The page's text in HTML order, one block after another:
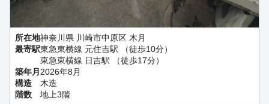
所在地神奈川県 川崎市中原区 木月
最寄駅東急東横線 元住吉駅 （徒歩10分）
東急東横線 日吉駅 （徒歩17分）
築年月 2026年8月
構造
木造
階数
地上3階